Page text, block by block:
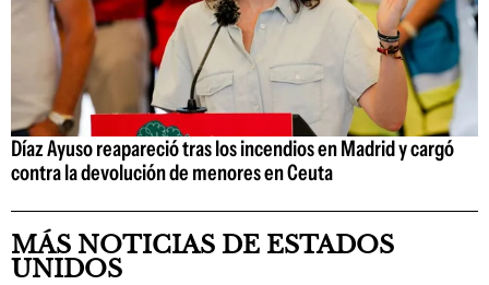
Díaz Ayuso reapareció tras los incendios en Madrid y cargó
contra la devolución de menores en Ceuta
MÁS NOTICIAS DE ESTADOS
UNIDOS